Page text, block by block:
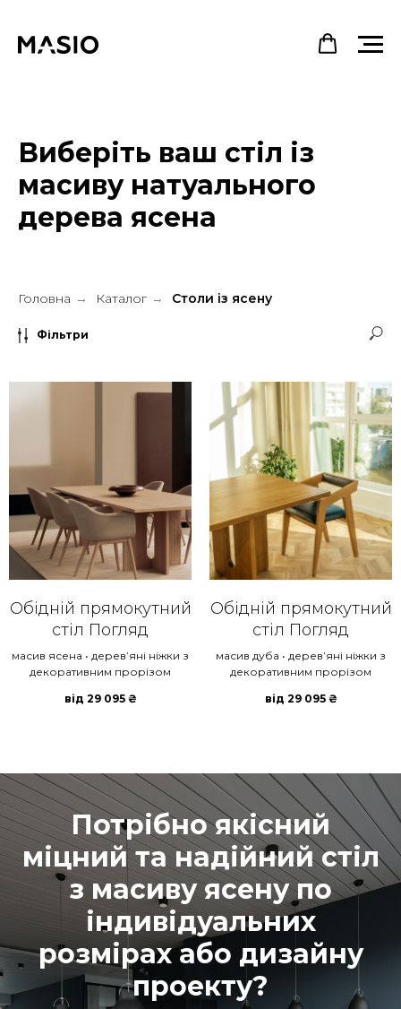
Виберіть ваш стіл із
масиву натуального
дерева ясена
Головна → Каталог → Столи із ясену
Фільтри
Обідній прямокутний
стіл Погляд
масив ясена • деревʼяні ніжки з
декоративним прорізом
від 29 095 ₴
Обідній прямокутний
стіл Погляд
масив дуба • деревʼяні ніжки з
декоративним прорізом
від 29 095 ₴
Потрібно якісний
міцний та надійний стіл
з масиву ясену по
індивідуальних
розмірах або дизайну
проекту?